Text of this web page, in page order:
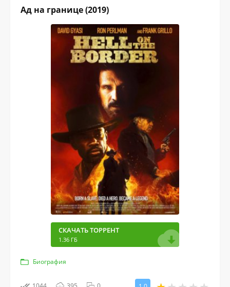
Ад на границе (2019)
СКАЧАТЬ ТОРРЕНТ
1.36 ГБ
Биография